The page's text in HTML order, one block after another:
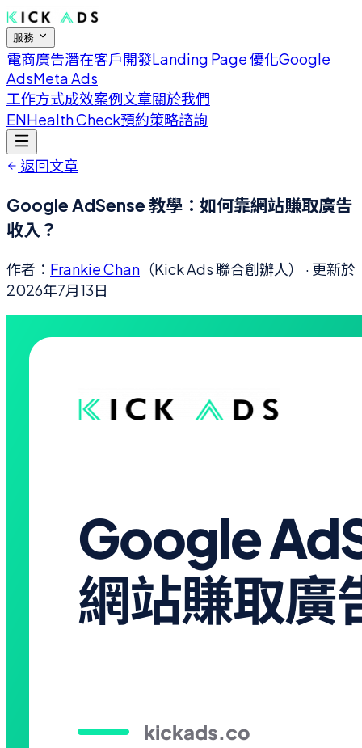
服務
電商廣告潛在客戶開發Landing Page 優化Google
AdsMeta Ads
工作方式成效案例文章關於我們
ENHealth Check預約策略諮詢
返回文章
Google AdSense 教學：如何靠網站賺取廣告
收入？
作者： Frankie Chan （Kick Ads 聯合創辦人）
· 更新於
2026年7月13日